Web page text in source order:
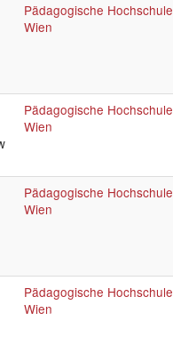
Pädagogische Hochschule
Wien
Pädagogische Hochschule
Wien
Pädagogische Hochschule
Wien
Pädagogische Hochschule
Wien